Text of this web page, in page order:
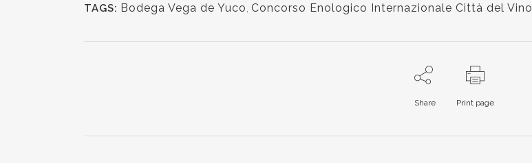
TAGS: Bodega Vega de Yuco, Concorso Enologico Internazionale Città del Vino
Share Print page